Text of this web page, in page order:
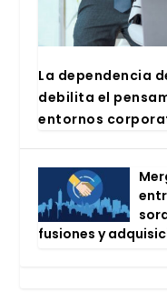
La depen­den­cia
debi­li­ta el
entor­nos
fusio­nes y